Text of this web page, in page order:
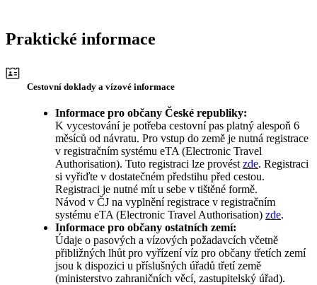
Praktické informace
Cestovní doklady a vízové informace
Informace pro občany České republiky:
K vycestování je potřeba cestovní pas platný alespoň 6
měsíců od návratu. Pro vstup do země je nutná registrace
v registračním systému eTA (Electronic Travel
Authorisation). Tuto registraci lze provést zde. Registraci
si vyřiďte v dostatečném předstihu před cestou.
Registraci je nutné mít u sebe v tištěné formě.
Návod v ČJ na vyplnění registrace v registračním
systému eTA (Electronic Travel Authorisation) zde.
Informace pro občany ostatních zemí:
Údaje o pasových a vízových požadavcích včetně
přibližných lhůt pro vyřízení víz pro občany třetích zemí
jsou k dispozici u příslušných úřadů třetí země
(ministerstvo zahraničních věcí, zastupitelský úřad).